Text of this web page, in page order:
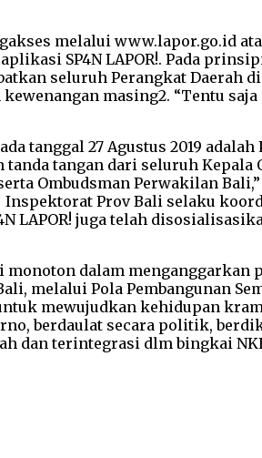
melalui www.lapor.go.id
SP4N LAPOR!. Pada
seluruh Perangkat Daerah
masing2. “Tentu
tanggal 27 Agustus 2019
tangan dari seluruh Kepala
Ombudsman Perwakilan
Prov Bali selaku
juga telah
dalam menganggarkan
melalui Pola Pembangunan
mewujudkan kehidupan
berdaulat secara politik,
dan terintegrasi dlm bingkai